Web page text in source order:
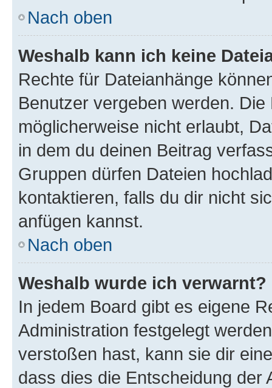
Nach oben
Weshalb kann ich keine
Rechte für Dateianhänge
Benutzer vergeben werden.
möglicherweise nicht erlaubt,
in dem du deinen Beitrag
Gruppen dürfen Dateien
kontaktieren, falls du dir nicht
anfügen kannst.
Nach oben
Weshalb wurde ich verwarnt?
In jedem Board gibt es eigene
Administration festgelegt
verstoßen hast, kann sie dir
dass dies die Entscheidung der